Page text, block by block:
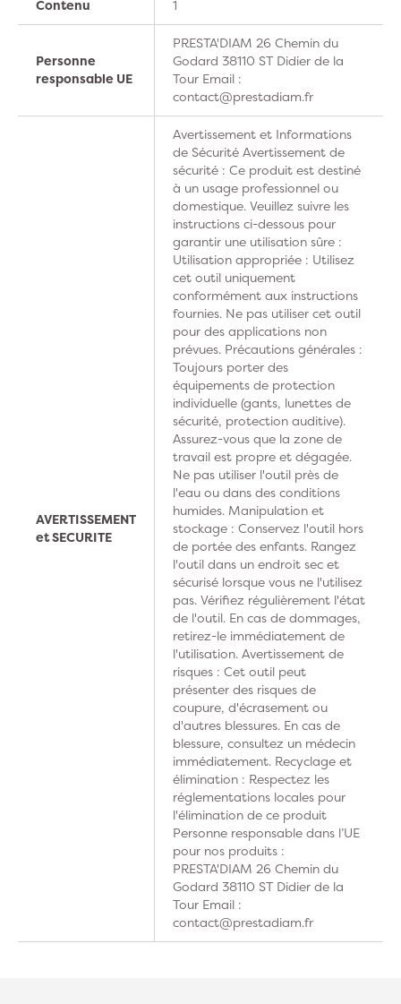
Contenu 1
Personne
responsable UE
PRESTA'DIAM 26 Chemin du
Godard 38110 ST Didier de la
Tour Email :
contact@prestadiam.fr
AVERTISSEMENT
et SECURITE
Avertissement et Informations
de Sécurité Avertissement de
sécurité : Ce produit est destiné
à un usage professionnel ou
domestique. Veuillez suivre les
instructions ci-dessous pour
garantir une utilisation sûre :
Utilisation appropriée : Utilisez
cet outil uniquement
conformément aux instructions
fournies. Ne pas utiliser cet outil
pour des applications non
prévues. Précautions générales :
Toujours porter des
équipements de protection
individuelle (gants, lunettes de
sécurité, protection auditive).
Assurez-vous que la zone de
travail est propre et dégagée.
Ne pas utiliser l'outil près de
l'eau ou dans des conditions
humides. Manipulation et
stockage : Conservez l'outil hors
de portée des enfants. Rangez
l'outil dans un endroit sec et
sécurisé lorsque vous ne l'utilisez
pas. Vérifiez régulièrement l'état
de l'outil. En cas de dommages,
retirez-le immédiatement de
l'utilisation. Avertissement de
risques : Cet outil peut
présenter des risques de
coupure, d'écrasement ou
d'autres blessures. En cas de
blessure, consultez un médecin
immédiatement. Recyclage et
élimination : Respectez les
réglementations locales pour
l'élimination de ce produit
Personne responsable dans l’UE
pour nos produits :
PRESTA'DIAM 26 Chemin du
Godard 38110 ST Didier de la
Tour Email :
contact@prestadiam.fr